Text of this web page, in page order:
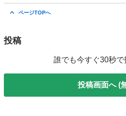
ページTOPへ
投稿
誰でも今すぐ30秒で
投稿画面へ (